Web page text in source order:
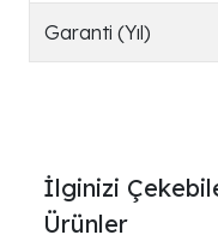
Garanti (Yıl)
İlginizi
Ürünler